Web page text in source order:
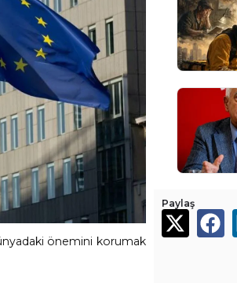
önemini korumak
Paylaş